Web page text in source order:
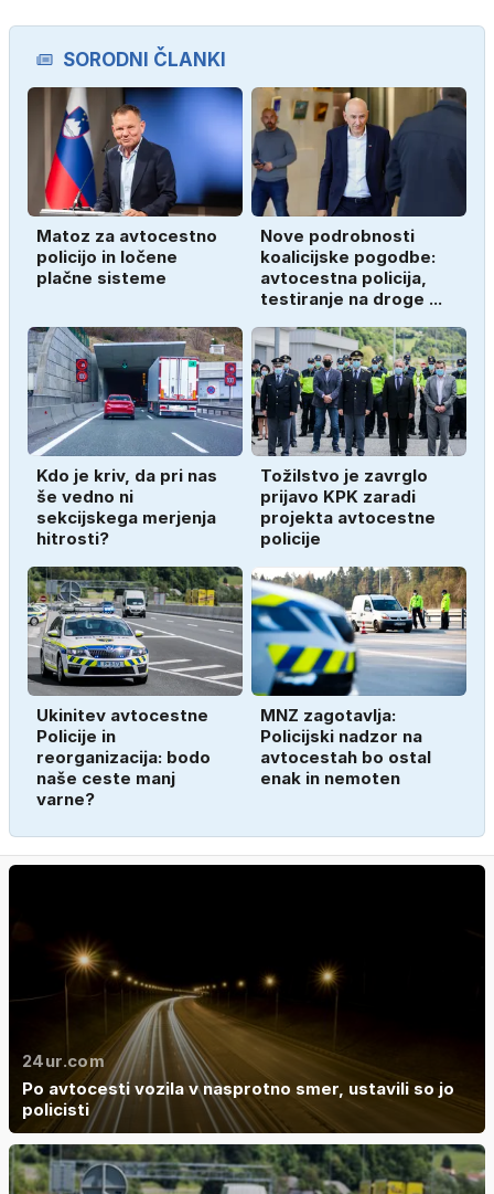
SORODNI ČLANKI
Matoz za avtocestno
policijo in ločene
plačne sisteme
Nove podrobnosti
koalicijske pogodbe:
avtocestna policija,
testiranje na droge ...
Kdo je kriv, da pri nas
še vedno ni
sekcijskega merjenja
hitrosti?
Tožilstvo je zavrglo
prijavo KPK zaradi
projekta avtocestne
policije
Ukinitev avtocestne
Policije in
reorganizacija: bodo
naše ceste manj
varne?
MNZ zagotavlja:
Policijski nadzor na
avtocestah bo ostal
enak in nemoten
24ur.com
Po avtocesti vozila v nasprotno smer, ustavili so jo
policisti